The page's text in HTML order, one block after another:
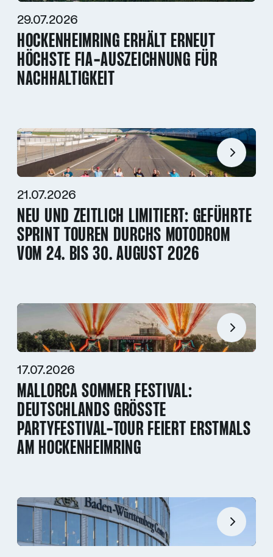
29.07.2026
HOCKENHEIMRING ERHÄLT ERNEUT
HÖCHSTE FIA-AUSZEICHNUNG FÜR
NACHHALTIGKEIT
21.07.2026
NEU UND ZEITLICH LIMITIERT: GEFÜHRTE
SPRINT TOUREN DURCHS MOTODROM
VOM 24. BIS 30. AUGUST 2026
17.07.2026
MALLORCA SOMMER FESTIVAL:
DEUTSCHLANDS GRÖSSTE P
ARTYFESTIVAL-TOUR FEIERT ERSTMALS A
M HOCKENHEIMRING